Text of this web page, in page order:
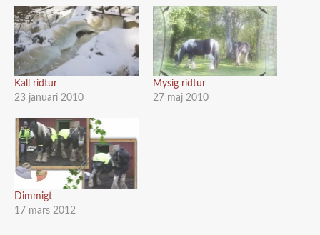
Kall ridtur
23 januari 2010
Mysig ridtur
27 maj 2010
Dimmigt
17 mars 2012